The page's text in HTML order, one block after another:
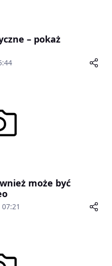
– pokaż
może być